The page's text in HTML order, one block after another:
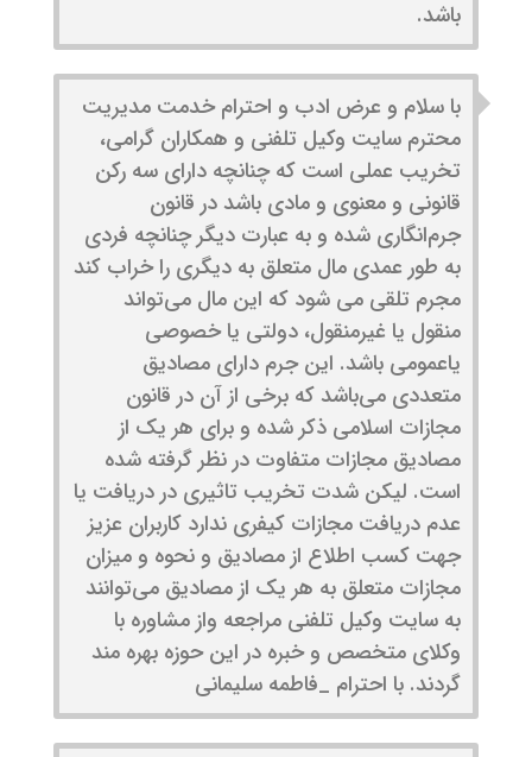
باشد.
با سلام و عرض ادب و احترام خدمت مدیریت
محترم سایت وکیل تلفنی و همکاران گرامی،
تخریب عملی است که چنانچه دارای سه رکن
قانونی و معنوی و مادی باشد در قانون
جرم‌انگاری شده و به عبارت دیگر چنانچه فردی
به طور عمدی مال متعلق به دیگری را خراب کند
مجرم تلقی می شود که این مال می‌تواند
منقول یا غیرمنقول، دولتی یا خصوصی
یاعمومی باشد. این جرم دارای مصادیق
متعددی می‌باشد که برخی از آن در قانون
مجازات اسلامی ذکر شده و برای هر یک از
مصادیق مجازات متفاوت در نظر گرفته شده
است. لیکن شدت تخریب تاثیری در دریافت یا
عدم دریافت مجازات کیفری ندارد کاربران عزیز
جهت کسب اطلاع از مصادیق و نحوه و میزان
مجازات متعلق به هر یک از مصادیق می‌توانند
به سایت وکیل تلفنی مراجعه واز مشاوره با
وکلای متخصص و خبره در این حوزه بهره مند
گردند. با احترام _فاطمه سلیمانی